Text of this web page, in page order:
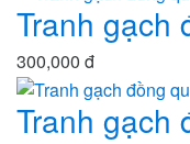
Tranh gạch
300,000 đ
Tranh gạch